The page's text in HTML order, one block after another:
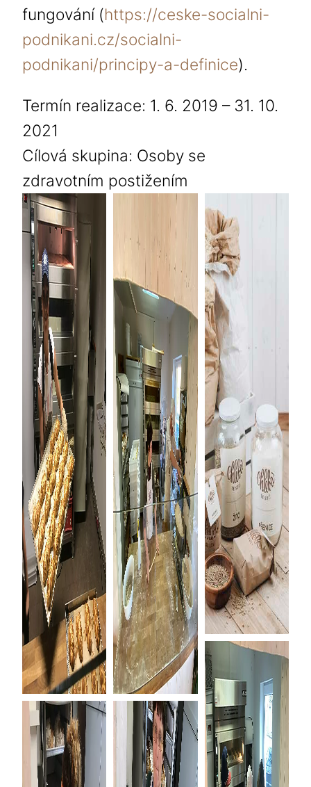
fungování (https://ceske-socialni-
podnikani.cz/socialni-
podnikani/principy-a-definice).
Termín realizace: 1. 6. 2019 – 31. 10.
2021
Cílová skupina: Osoby se
zdravotním postižením